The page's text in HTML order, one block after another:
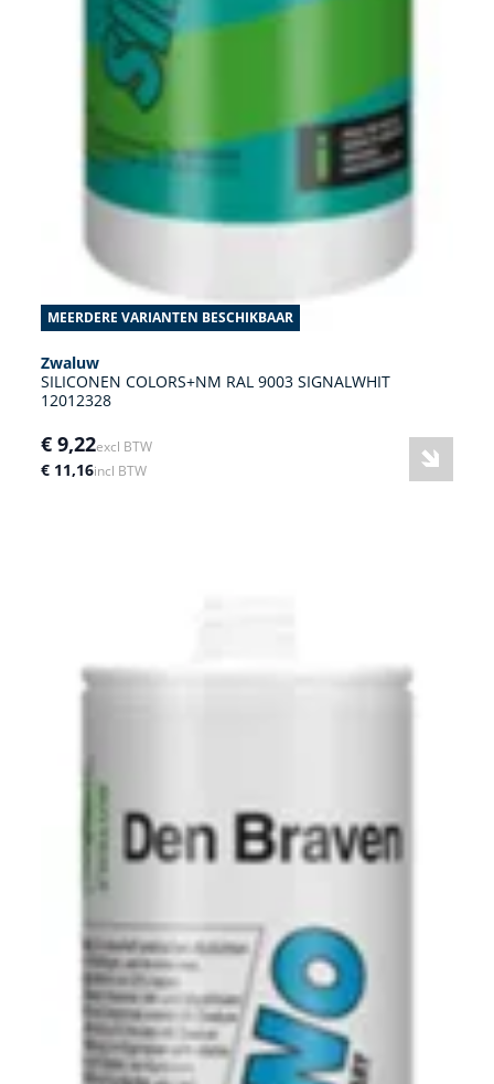
MEERDERE VARIANTEN BESCHIKBAAR
Zwaluw
SILICONEN COLORS+NM RAL 9003 SIGNALWHIT
12012328
€ 9,22excl BTW
€ 11,16incl BTW